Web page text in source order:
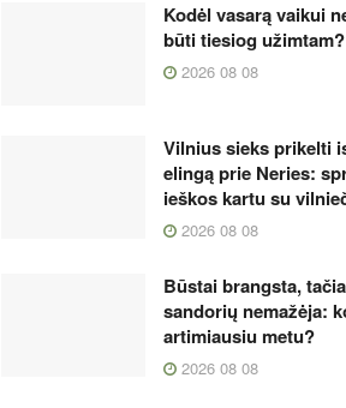
Kodėl vasarą vaikui
būti tiesiog užimtam?
2026 08 08
Vilnius sieks prikelti
elingą prie Neries:
ieškos kartu su
2026 08 08
Būstai brangsta,
sandorių nemažėja:
artimiausiu metu?
2026 08 08